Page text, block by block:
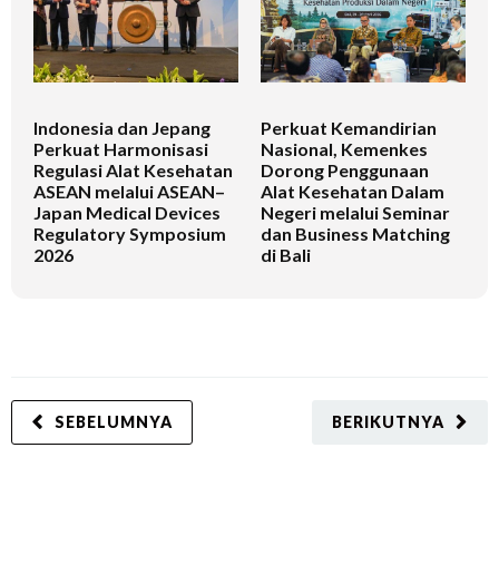
Indonesia dan Jepang
Perkuat Harmonisasi
Regulasi Alat Kesehatan
ASEAN melalui ASEAN–
Japan Medical Devices
Regulatory Symposium
2026
Perkuat Kemandirian
Nasional, Kemenkes
Dorong Penggunaan
Alat Kesehatan Dalam
Negeri melalui Seminar
dan Business Matching
di Bali
BERIKUTNYA
SEBELUMNYA